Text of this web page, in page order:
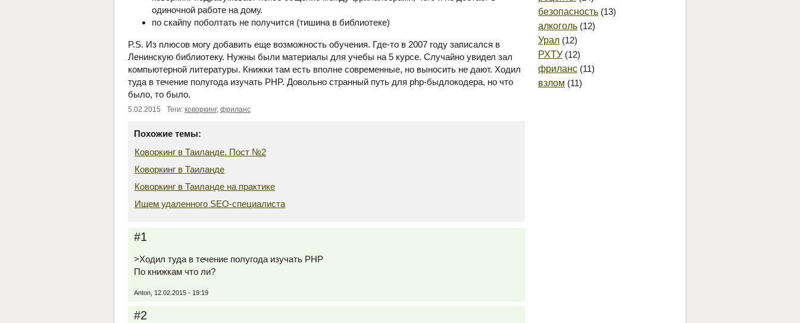
одиночной работе на дому.
по скайпу поболтать не получится (тишина в библиотеке)
P.S. Из плюсов могу добавить еще возможность обучения. Где-то в 2007 году записался в
Ленинскую библиотеку. Нужны были материалы для учебы на 5 курсе. Случайно увидел зал
компьютерной литературы. Книжки там есть вполне современные, но выносить не дают. Ходил
туда в течение полугода изучать PHP. Довольно странный путь для php-быдлокодера, но что
было, то было.
5.02.2015 Теги: коворкинг, фриланс
Похожие темы:
Коворкинг в Таиланде. Пост №2
Коворкинг в Таиланде
Коворкинг в Таиланде на практике
Ищем удаленного SEO-специалиста
#1
>Ходил туда в течение полугода изучать PHP
По книжкам что ли?
Anton, 12.02.2015 - 19:19
#2
безопасность (13)
алкоголь (12)
Урал (12)
РХТУ (12)
фриланс (11)
взлом (11)